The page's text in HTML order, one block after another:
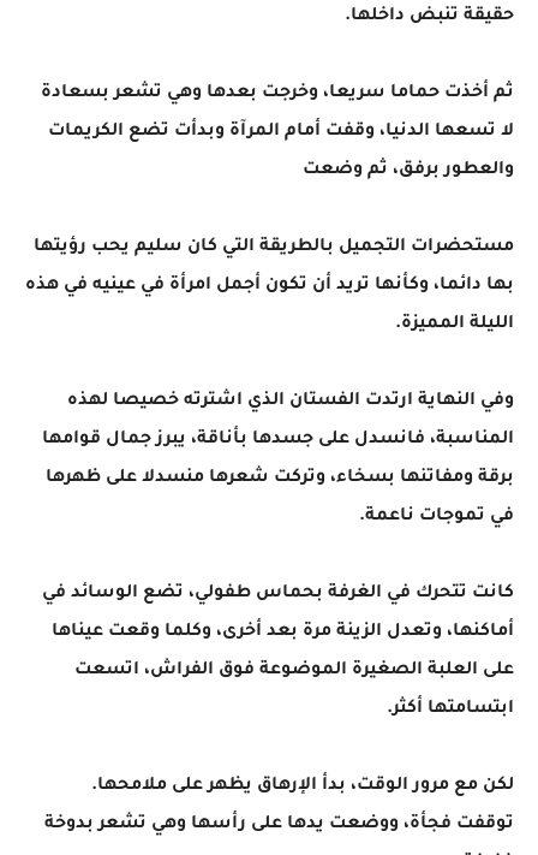
حقيقة تنبض داخلها.
ثم أخذت حماما سريعا، وخرجت بعدها وهي تشعر بسعادة
لا تسعها الدنيا، وقفت أمام المرآة وبدأت تضع الكريمات
والعطور برفق، ثم وضعت
مستحضرات التجميل بالطريقة التي كان سليم يحب رؤيتها
بها دائما، وكأنها تريد أن تكون أجمل امرأة في عينيه في هذه
الليلة المميزة.
وفي النهاية ارتدت الفستان الذي اشترته خصيصا لهذه
المناسبة، فانسدل على جسدها بأناقة، يبرز جمال قوامها
برقة ومفاتنها بسخاء، وتركت شعرها منسدلا على ظهرها
في تموجات ناعمة.
كانت تتحرك في الغرفة بحماس طفولي، تضع الوسائد في
أماكنها، وتعدل الزينة مرة بعد أخرى، وكلما وقعت عيناها
على العلبة الصغيرة الموضوعة فوق الفراش، اتسعت
ابتسامتها أكثر.
لكن مع مرور الوقت، بدأ الإرهاق يظهر على ملامحها.
توقفت فجأة، ووضعت يدها على رأسها وهي تشعر بدوخة